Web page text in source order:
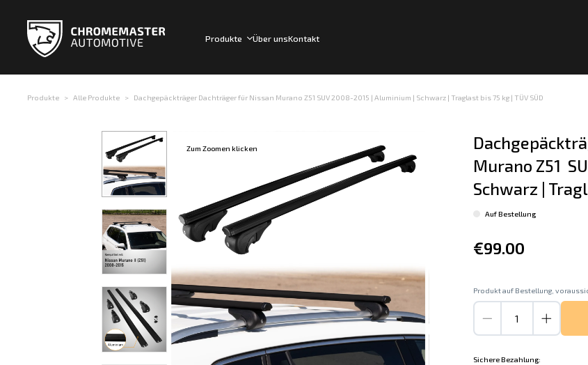
Produkte Über unsKontakt
Produkte Alle Produkte Dachgepäckträger Dachträger für Nissan Murano Z51 SUV 2008-2015 | Aluminium | Schwarz | Traglast bis 75 kg | TÜV SÜD
Zum Zoomen klicken
Murano Z51
Schwarz |
Auf Bestellung
€99.00
Produkt auf Bestellung,
Sichere Bezahlung: